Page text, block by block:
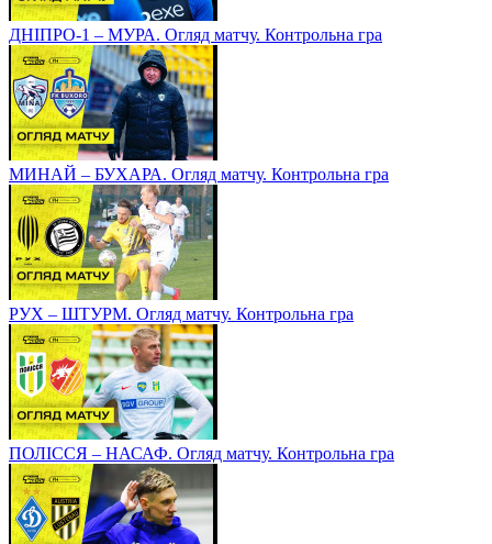
ДНІПРО-1 – МУРА. Огляд матчу. Контрольна гра
МИНАЙ – БУХАРА. Огляд матчу. Контрольна гра
РУХ – ШТУРМ. Огляд матчу. Контрольна гра
ПОЛІССЯ – НАСАФ. Огляд матчу. Контрольна гра